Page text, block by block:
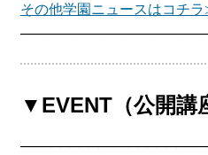
その他学園ニュースはコチ
▼EVENT（公開講